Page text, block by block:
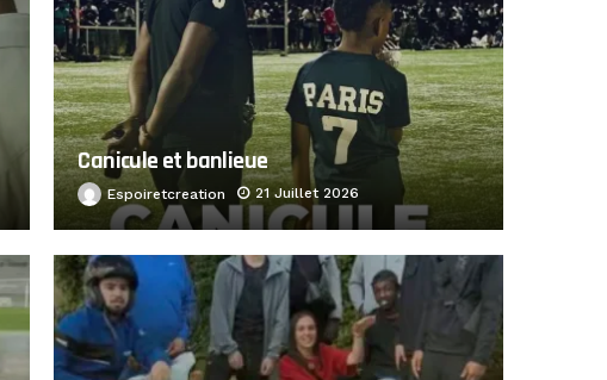
Canicule et banlieue
Espoiretcreation 21 Juillet 2026